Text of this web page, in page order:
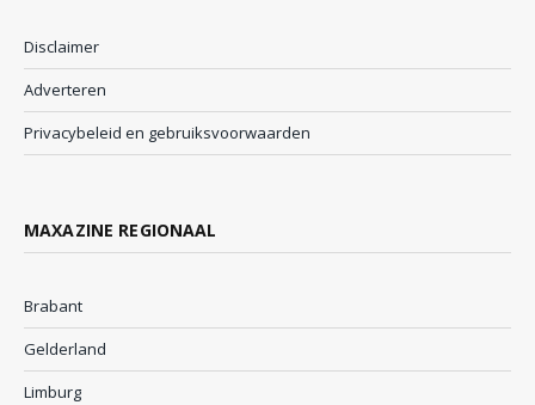
Disclaimer
Adverteren
Privacybeleid en gebruiksvoorwaarden
MAXAZINE REGIONAAL
Brabant
Gelderland
Limburg